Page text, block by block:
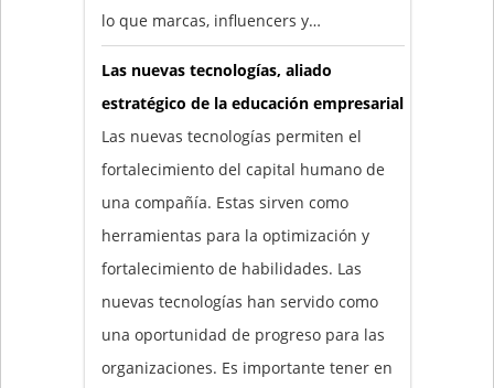
lo que marcas, influencers y…
Las nuevas tecnologías, aliado
estratégico de la educación empresarial
Las nuevas tecnologías permiten el
fortalecimiento del capital humano de
una compañía. Estas sirven como
herramientas para la optimización y
fortalecimiento de habilidades. Las
nuevas tecnologías han servido como
una oportunidad de progreso para las
organizaciones. Es importante tener en